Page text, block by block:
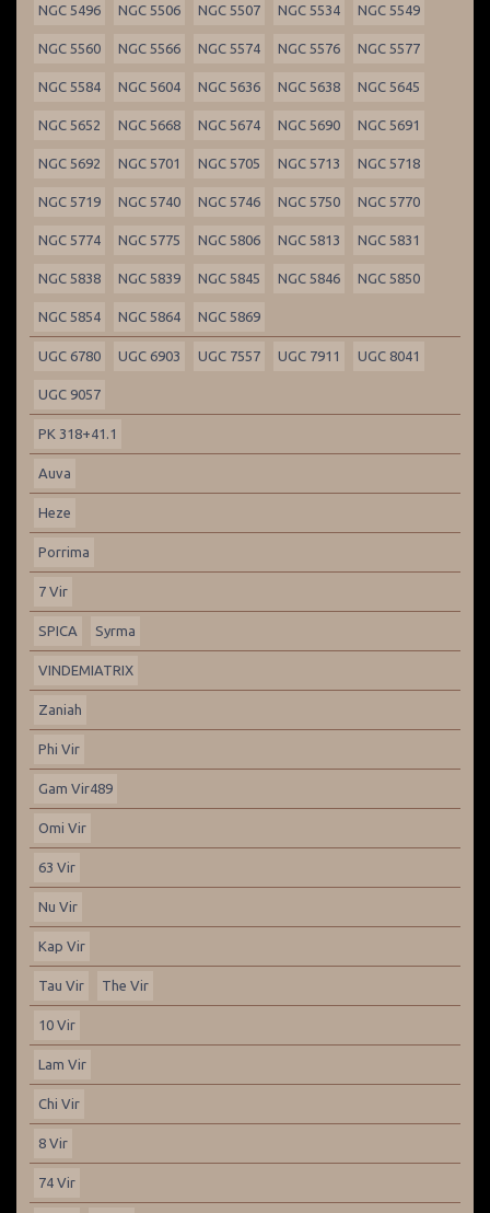
NGC 5496 NGC 5506 NGC 5507 NGC 5534 NGC 5549
NGC 5560 NGC 5566 NGC 5574 NGC 5576 NGC 5577
NGC 5584 NGC 5604 NGC 5636 NGC 5638 NGC 5645
NGC 5652 NGC 5668 NGC 5674 NGC 5690 NGC 5691
NGC 5692 NGC 5701 NGC 5705 NGC 5713 NGC 5718
NGC 5719 NGC 5740 NGC 5746 NGC 5750 NGC 5770
NGC 5774 NGC 5775 NGC 5806 NGC 5813 NGC 5831
NGC 5838 NGC 5839 NGC 5845 NGC 5846 NGC 5850
NGC 5854 NGC 5864 NGC 5869
UGC 6780 UGC 6903 UGC 7557 UGC 7911 UGC 8041
UGC 9057
PK 318+41.1
Auva
Heze
Porrima
7 Vir
SPICA Syrma
VINDEMIATRIX
Zaniah
Phi Vir
Gam Vir489
Omi Vir
63 Vir
Nu Vir
Kap Vir
Tau Vir The Vir
10 Vir
Lam Vir
Chi Vir
8 Vir
74 Vir